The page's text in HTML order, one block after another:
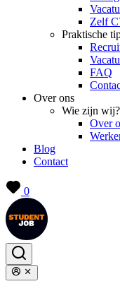
Zelf
Praktische
FAQ
Over ons
Wie zijn wij?
Over
Blog
Contact
0